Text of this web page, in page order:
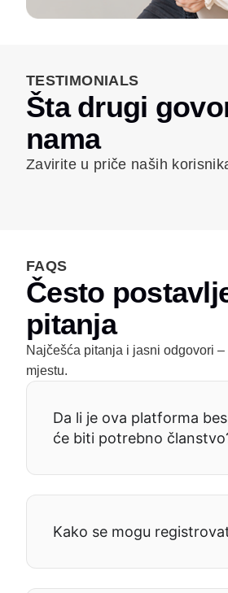
TESTIMONIALS
Šta drugi
nama
Zavirite u priče naših
FAQS
Često
pitanja
Najčešća pitanja i jasni odgovori
mjestu.
Da li je ova platforma
će biti potrebno
Kako se mogu